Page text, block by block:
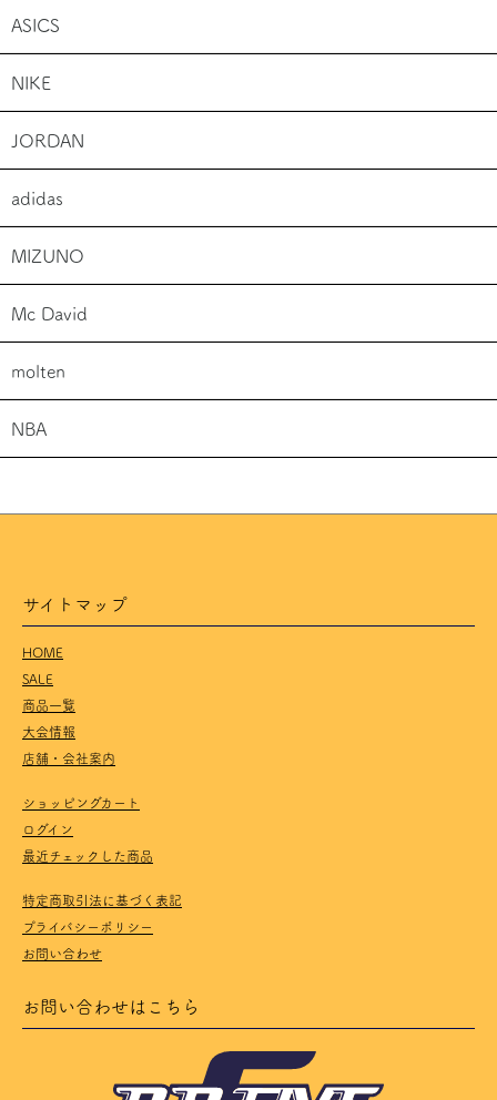
ASICS
NIKE
JORDAN
adidas
MIZUNO
Mc David
molten
NBA
サイトマップ
HOME
SALE
商品一覧
大会情報
店舗・会社案内
ショッピングカート
ログイン
最近チェックした商品
特定商取引法に基づく表記
プライバシーポリシー
お問い合わせ
お問い合わせはこちら